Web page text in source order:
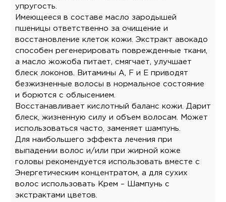
упругость.
Имеющееся в составе масло зародышей
пшеницы ответственно за очищение и
восстановление клеток кожи. Экстракт авокадо
способен регенерировать поврежденные ткани,
а масло жожоба питает, смягчает, улучшает
блеск локонов. Витамины A, F и E приводят
безжизненные волосы в нормальное состояние
и борются с облысением.
Восстанавливает кислотный баланс кожи. Дарит
блеск, жизненную силу и объем волосам. Может
использоваться часто, заменяет шампунь.
Для наибольшего эффекта лечения при
выпадении волос и/или при жирной коже
головы рекомендуется использовать вместе с
Энергетическим концентратом, а для сухих
волос использовать Крем – Шампунь с
экстрактами цветов.